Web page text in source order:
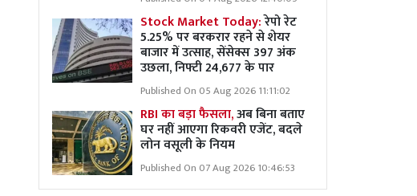
Stock Market Today:रेपो रेट
5.25% पर बरकरार रहने से शेयर
बाजार में उत्साह, सेंसेक्स 397 अंक
उछला, निफ्टी 24,677 के पार
Published On 05 Aug 2026 11:11:02
RBI का बड़ा फैसला,अब बिना बताए
घर नहीं आएगा रिकवरी एजेंट, बदले
लोन वसूली के नियम
Published On 07 Aug 2026 10:46:53